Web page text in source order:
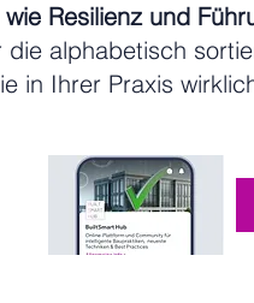
Resilienz und
die alphabetisch
in Ihrer Praxis